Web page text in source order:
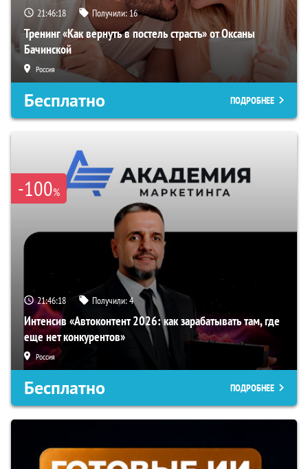
21:46:17 Получили:16
Тренинг «Как вернуть в постель страсть» от Оксаны
Бачинской
Россия
Бесплатно ПОДРОБНЕЕ
-100%
21:46:17 Получили:4
Интенсив «Автоконтент 2026: как зарабатывать там, где
еще нет конкурентов»
Россия
Бесплатно ПОДРОБНЕЕ